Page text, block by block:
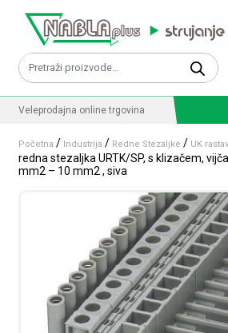
Pretraži:
Veleprodajna online trgovina
Početna / Industrija / Redne Stezaljke / UK
redna stezaljka URTK/SP, s klizačem,
mm2 – 10 mm2 , siva